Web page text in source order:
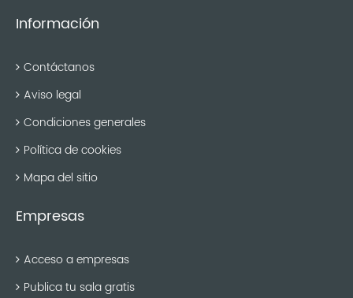
Información
Contáctanos
Aviso legal
Condiciones generales
Política de cookies
Mapa del sitio
Empresas
Acceso a empresas
Publica tu sala gratis